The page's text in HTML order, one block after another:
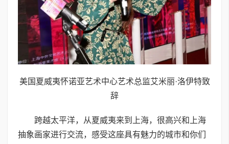
美国夏威夷怀诺亚艺术中心艺术总监艾米丽·洛伊特致
辞
跨越太平洋，从夏威夷来到上海，很高兴和上海
抽象画家进行交流，感受这座具有魅力的城市和你们